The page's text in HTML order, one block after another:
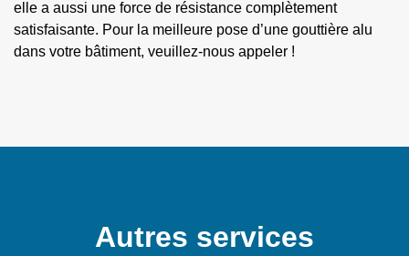
elle a aussi une force de résistance complètement
satisfaisante. Pour la meilleure pose d’une gouttière alu
dans votre bâtiment, veuillez-nous appeler !
Autres services